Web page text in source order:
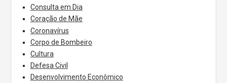
Consulta em Dia
Coração de Mãe
Coronavírus
Corpo de Bombeiro
Cultura
Defesa Civil
Desenvolvimento Econômico